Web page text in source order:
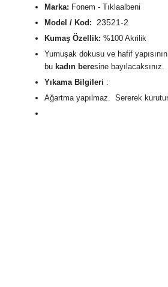
Marka: Fonem - Tıklaalbeni
Model / Kod: 23521-2
Kumaş Özellik: %100 Akrilik
Yumuşak dokusu ve hafif
bu kadın beresine bayılacaksınız.
Yıkama Bilgileri :
Ağartma yapılmaz. Sererek